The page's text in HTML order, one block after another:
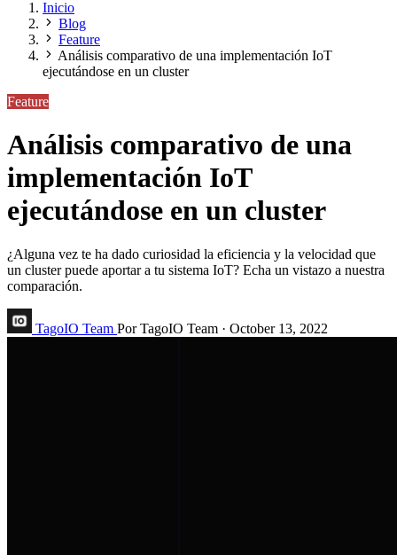
Inicio
Blog
Feature
Análisis comparativo de una implementación IoT
ejecutándose en un cluster
Feature
Análisis comparativo de una
implementación IoT
ejecutándose en un cluster
¿Alguna vez te ha dado curiosidad la eficiencia y la velocidad que
un cluster puede aportar a tu sistema IoT? Echa un vistazo a nuestra
comparación.
TagoIO Team Por TagoIO Team · October 13, 2022